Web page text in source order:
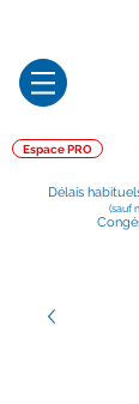
Espace PRO
Délais
(sauf